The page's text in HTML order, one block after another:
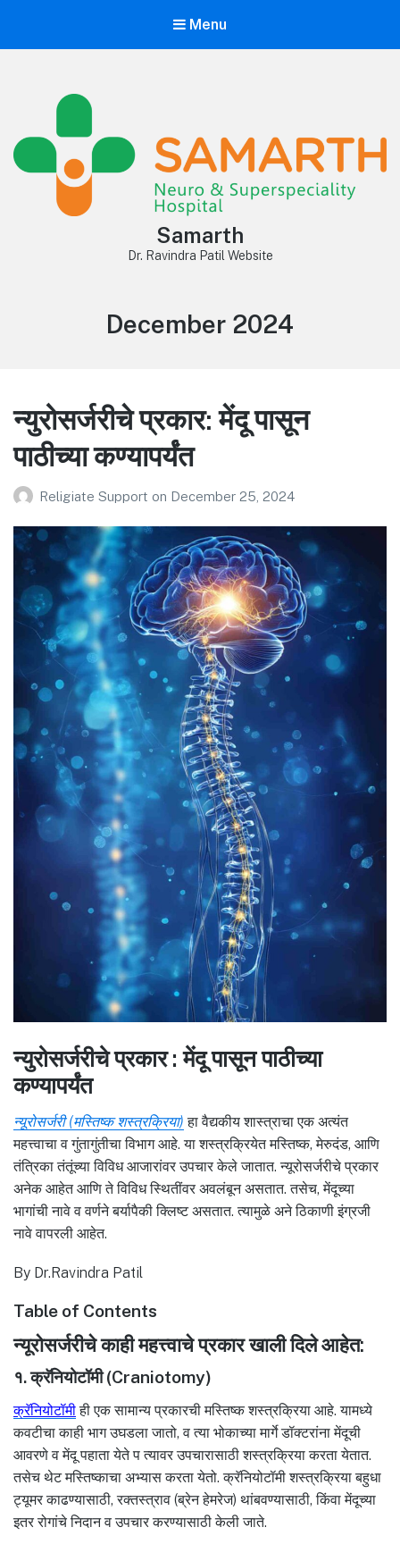
Menu
Samarth
Dr. Ravindra Patil Website
Month:
December 2024
न्युरोसर्जरीचे प्रकार: मेंदू पासून
पाठीच्या कण्यापर्यंत
Religiate Support on December 25, 2024
न्युरोसर्जरीचे प्रकार : मेंदू पासून पाठीच्या
कण्यापर्यंत
न्यूरोसर्जरी (मस्तिष्क शस्त्रक्रिया) हा वैद्यकीय शास्त्राचा एक अत्यंत
महत्त्वाचा व गुंतागुंतीचा विभाग आहे. या शस्त्रक्रियेत मस्तिष्क, मेरुदंड, आणि
तंत्रिका तंतूंच्या विविध आजारांवर उपचार केले जातात. न्यूरोसर्जरीचे प्रकार
अनेक आहेत आणि ते विविध स्थितींवर अवलंबून असतात. तसेच, मेंदूच्या
भागांची नावे व वर्णने बर्यापैकी क्लिष्ट असतात. त्यामुळे अने ठिकाणी इंग्रजी
नावे वापरली आहेत.
By Dr.Ravindra Patil
Table of Contents
न्यूरोसर्जरीचे काही महत्त्वाचे प्रकार खाली दिले आहेत:
१. क्रॅनियोटॉमी (Craniotomy)
क्रॅनियोटॉमीही एक सामान्य प्रकारची मस्तिष्क शस्त्रक्रिया आहे. यामध्ये
कवटीचा काही भाग उघडला जातो, व त्या भोकाच्या मार्गे डॉक्टरांना मेंदूची
आवरणे व मेंदू पहाता येते प त्यावर उपचारासाठी शस्त्रक्रिया करता येतात.
तसेच थेट मस्तिष्काचा अभ्यास करता येतो. क्रॅनियोटॉमी शस्त्रक्रिया बहुधा
ट्यूमर काढण्यासाठी, रक्तस्त्राव (ब्रेन हेमरेज) थांबवण्यासाठी, किंवा मेंदूच्या
इतर रोगांचे निदान व उपचार करण्यासाठी केली जाते.